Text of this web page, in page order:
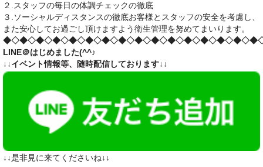
２.スタッフの毎日の体調チェックの徹底
３.ソーシャルディスタンスの徹底お客様とスタッフの安全を考慮し、
また安心してお過ごし頂けますよう衛生管理を努めてまいります。
LINE＠はじめました(^^♪
↓↓イベント情報等、随時配信しております↓↓
↓↓是非見に来てくださいね↓↓